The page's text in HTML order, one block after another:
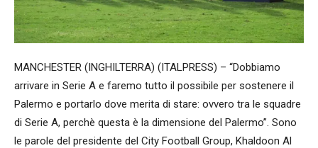
MANCHESTER (INGHILTERRA) (ITALPRESS) – “Dobbiamo
arrivare in Serie A e faremo tutto il possibile per sostenere il
Palermo e portarlo dove merita di stare: ovvero tra le squadre
di Serie A, perchè questa è la dimensione del Palermo”. Sono
le parole del presidente del City Football Group, Khaldoon Al